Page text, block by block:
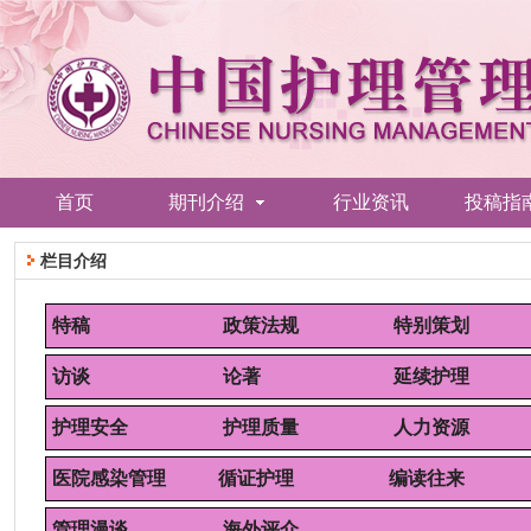
首页 期刊介绍 行业资讯 投稿指
栏目介绍
特稿 政策法规 特别策划
访谈 论著 延续护理
护理安全 护理质量 人力资源
医院感染管理 循证护理 编读往来